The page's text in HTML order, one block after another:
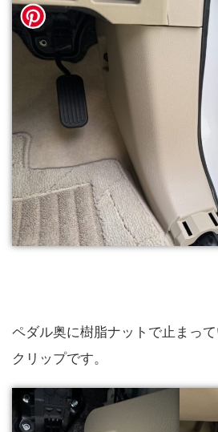
ペダル奥に樹脂ナットで止まっ
クリップです。